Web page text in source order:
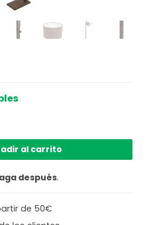
con pantalla de lino gris
al carrito
después.
de 50€